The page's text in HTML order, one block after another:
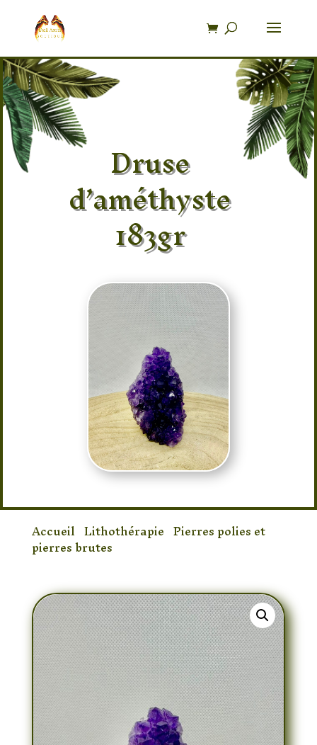
produits
Druse
d’améthyste
183gr
Accueil Lithothérapie Pierres polies et
pierres brutes / Druse d’améthyste 183gr